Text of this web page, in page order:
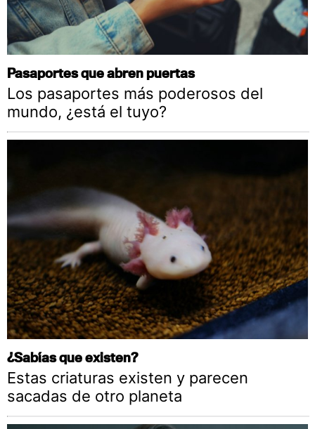
Pasaportes que abren puertas
Los pasaportes más poderosos del
mundo, ¿está el tuyo?
¿Sabías que existen?
Estas criaturas existen y parecen
sacadas de otro planeta